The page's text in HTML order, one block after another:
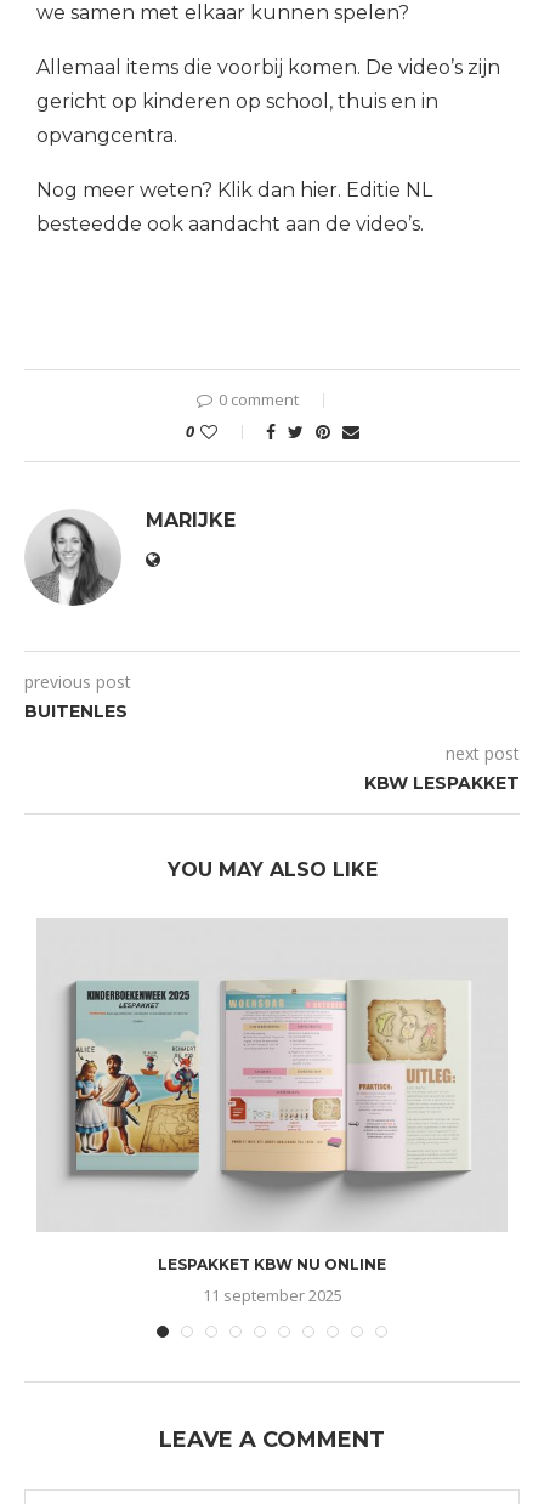
we samen met elkaar kunnen spelen?
Allemaal items die voorbij komen. De video’s zijn
gericht op kinderen op school, thuis en in
opvangcentra.
Nog meer weten? Klik dan hier. Editie NL
besteedde ook aandacht aan de video’s.
0 comment
0
MARIJKE
previous post
BUITENLES
next post
KBW LESPAKKET
YOU MAY ALSO LIKE
LESPAKKET KBW NU ONLINE
11 september 2025
LEAVE A COMMENT